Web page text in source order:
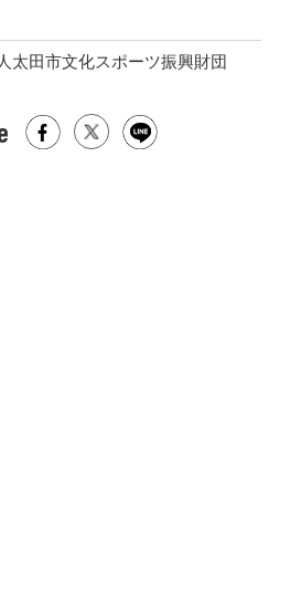
太田市文化スポーツ振興財団